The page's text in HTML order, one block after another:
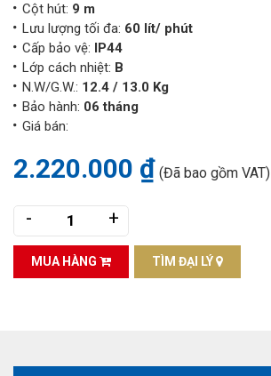
Cột hút: 9 m
Lưu lượng tối đa: 60 lít/ phút
Cấp bảo vệ:
IP44
Lớp cách nhiệt: B
N.W/G.W.: 12.4 / 13.0 Kg
Bảo hành: 06 tháng
Giá bán:
2.220.000 ₫ (Đã bao gồm VAT)
- +
MUA HÀNG TÌM ĐẠI LÝ